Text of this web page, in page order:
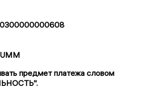
предмет платежа словом